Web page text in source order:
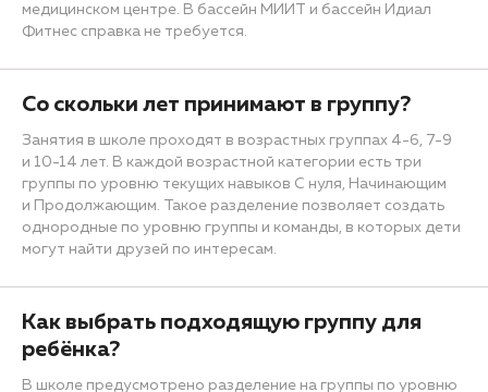
медицинском центре. В бассейн МИИТ и бассейн Идиал
Фитнес справка не требуется.
Со скольки лет принимают в группу?
Занятия в школе проходят в возрастных группах 4-6, 7-9
и 10-14 лет. В каждой возрастной категории есть три
группы по уровню текущих навыков С нуля, Начинающим
и Продолжающим. Такое разделение позволяет создать
однородные по уровню группы и команды, в которых дети
могут найти друзей по интересам.
Как выбрать подходящую группу для
ребёнка?
В школе предусмотрено разделение на группы по уровню